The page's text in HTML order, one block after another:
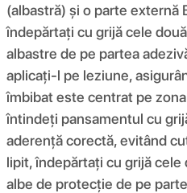
(albastră) și o parte externă
îndepărtați cu grijă cele
albastre de pe partea
aplicați-l pe leziune,
îmbibat este centrat pe
întindeți pansamentul cu
aderență corectă, evitând
lipit, îndepărtați cu grijă cele
albe de protecție de pe